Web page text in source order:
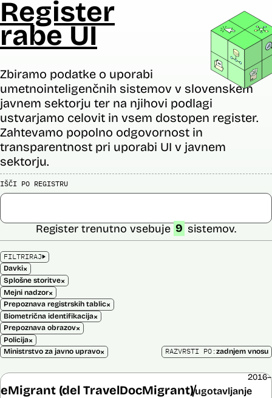
Register
rabe UI
Zbiramo podatke o uporabi
umetnointeligenčnih sistemov v slovenskem
javnem sektorju ter na njihovi podlagi
ustvarjamo celovit in vsem dostopen register.
Zahtevamo popolno odgovornost in
transparentnost pri uporabi UI v javnem
sektorju.
IŠČI PO REGISTRU
FILTRIRAJ
Davki×
Splošne storitve×
Mejni nadzor×
Prepoznava registrskih tablic×
Biometrična identifikacija×
Prepoznava obrazov×
Policija×
Ministrstvo za javno upravo×
Register trenutno vsebuje 9 sistemov.
RAZVRSTI PO:zadnjem vnosu
eMigrant (del TravelDocMigrant)ugotavljanje
2016–